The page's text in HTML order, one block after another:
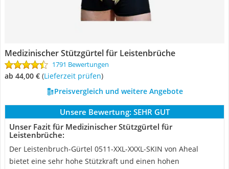
Medizinischer Stützgürtel für Leistenbrüche
1791 Bewertungen
ab 44,00 € (Lieferzeit prüfen)
Preisvergleich und weitere Angebote
Unsere Bewertung: SEHR GUT
Unser Fazit für Medizinischer Stützgürtel für
Leistenbrüche:
Der Leistenbruch-Gürtel 0511-XXL-XXXL-SKIN von Aheal
bietet eine sehr hohe Stützkraft und einen hohen